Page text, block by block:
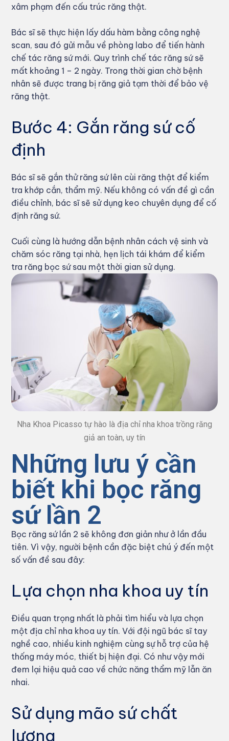
xâm phạm đến cấu trúc răng thật.
Bác sĩ sẽ thực hiện lấy dấu hàm bằng công nghệ
scan, sau đó gửi mẫu về phòng labo để tiến hành
chế tác răng sứ mới. Quy trình chế tác răng sứ sẽ
mất khoảng 1 – 2 ngày. Trong thời gian chờ bệnh
nhân sẽ được trang bị răng giả tạm thời để bảo vệ
răng thật.
Bước 4: Gắn răng sứ cố
định
Bác sĩ sẽ gắn thử răng sứ lên cùi răng thật để kiểm
tra khớp cắn, thẩm mỹ. Nếu không có vấn đề gì cần
điều chỉnh, bác sĩ sẽ sử dụng keo chuyên dụng để cố
định răng sứ.
Cuối cùng là hướng dẫn bệnh nhân cách vệ sinh và
chăm sóc răng tại nhà, hẹn lịch tái khám để kiểm
tra răng bọc sứ sau một thời gian sử dụng.
Nha Khoa Picasso tự hào là địa chỉ nha khoa trồng răng
giả an toàn, uy tín
Những lưu ý cần
biết khi bọc răng
sứ lần 2
Bọc răng sứ lần 2 sẽ không đơn giản như ở lần đầu
tiên. Vì vậy, người bệnh cần đặc biệt chú ý đến một
số vấn đề sau đây:
Lựa chọn nha khoa uy tín
Điều quan trọng nhất là phải tìm hiểu và lựa chọn
một địa chỉ nha khoa uy tín. Với đội ngũ bác sĩ tay
nghề cao, nhiều kinh nghiệm cùng sự hỗ trợ của hệ
thống máy móc, thiết bị hiện đại. Có như vậy mới
đem lại hiệu quả cao về chức năng thẩm mỹ lẫn ăn
nhai.
Sử dụng mão sứ chất
lượng